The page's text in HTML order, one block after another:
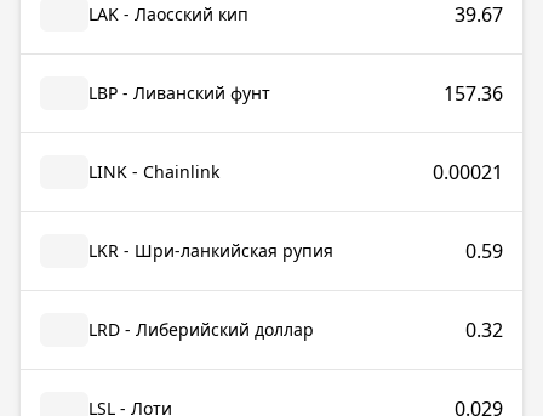
LAK - Лаосский кип 39.67
LBP - Ливанский фунт 157.36
LINK - Chainlink 0.00021
LKR - Шри-ланкийская рупия 0.59
LRD - Либерийский доллар 0.32
LSL - Лоти 0.029